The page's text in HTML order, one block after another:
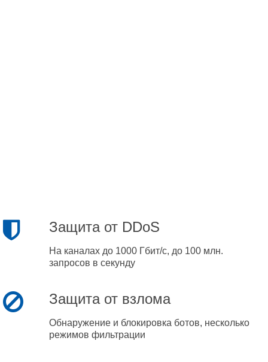
Защита от DDoS
На каналах до 1000 Гбит/с, до 100 млн.
запросов в секунду
Защита от взлома
Обнаружение и блокировка ботов, несколько
режимов фильтрации